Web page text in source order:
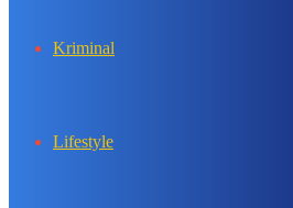
Kriminal
Lifestyle